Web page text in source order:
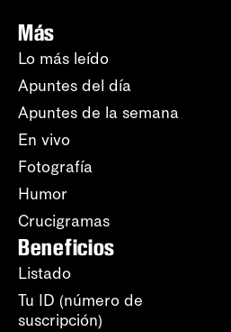
Más
Lo más leído
Apuntes del día
Apuntes de la semana
En vivo
Fotografía
Humor
Crucigramas
Beneficios
Listado
Tu ID (número de
suscripción)